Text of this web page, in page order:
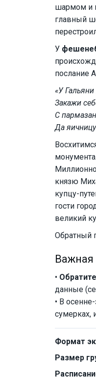
шармом и
главный
У
послание
«У
Закажи
С
Да
князю
купцу-
гости
великий
Обратный
•
данные
• В
сумерках,
Формат
Размер